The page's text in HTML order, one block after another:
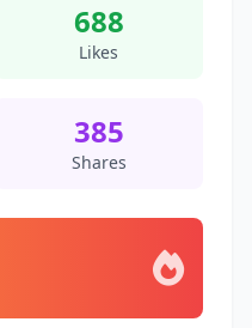
688
Likes
385
Shares